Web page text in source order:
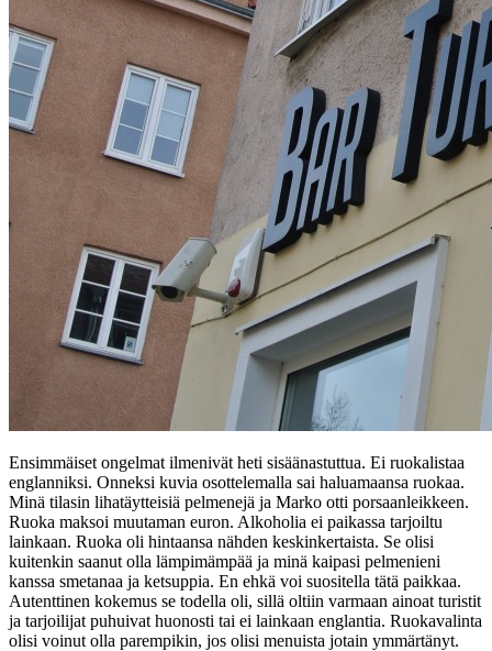
Ensimmäiset ongelmat ilmenivät heti sisäänastuttua. Ei ruokalistaa
englanniksi. Onneksi kuvia osottelemalla sai haluamaansa ruokaa.
Minä tilasin lihatäytteisiä pelmenejä ja Marko otti porsaanleikkeen.
Ruoka maksoi muutaman euron. Alkoholia ei paikassa tarjoiltu
lainkaan. Ruoka oli hintaansa nähden keskinkertaista. Se olisi
kuitenkin saanut olla lämpimämpää ja minä kaipasi pelmenieni
kanssa smetanaa ja ketsuppia. En ehkä voi suositella tätä paikkaa.
Autenttinen kokemus se todella oli, sillä oltiin varmaan ainoat turistit
ja tarjoilijat puhuivat huonosti tai ei lainkaan englantia. Ruokavalinta
olisi voinut olla parempikin, jos olisi menuista jotain ymmärtänyt.